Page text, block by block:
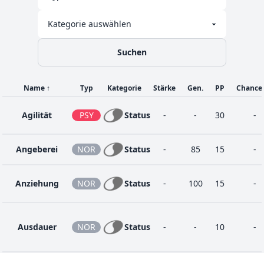
Sandwirbel BOD 100
Solarstrahl PFL Speziell 120 100
24
Zen-
Kopfstoß
PSY Physik
Suchen
Name ↑ Typ Kategorie Stärke Gen. PP Chance
Agilität PSY Status - - 30 -
Angeberei NOR Status - 85 15 -
Anziehung NOR Status - 100 15 -
Ausdauer NOR Status - - 10 -